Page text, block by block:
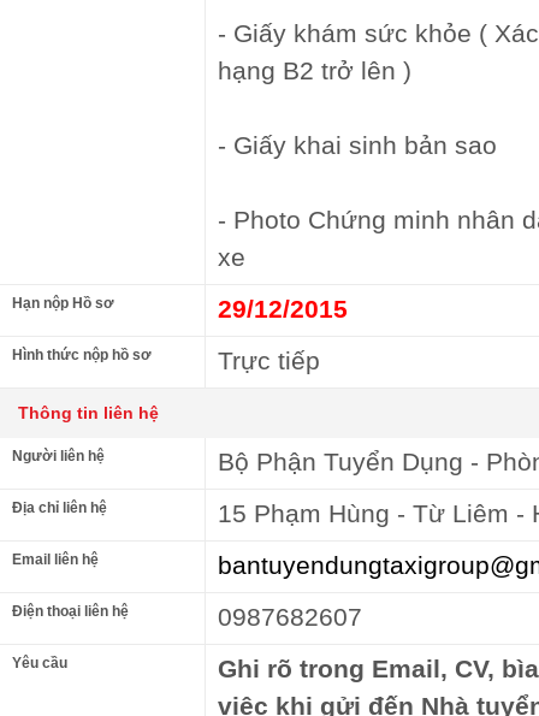
- Giấy khám sức khỏe (
hạng B2 trở lên )
- Giấy khai sinh bản sao
- Photo Chứng minh nhân
xe
Hạn nộp Hồ sơ 29/12/2015
Hình thức nộp hồ sơ Trực tiếp
Thông tin liên hệ
Người liên hệ Bộ Phận Tuyển Dụng -
Địa chỉ liên hệ 15 Phạm Hùng - Từ Liêm -
Email liên hệ
Điện thoại liên hệ 0987682607
Yêu cầu
Ghi rõ trong Email, CV,
việc khi gửi đến Nhà